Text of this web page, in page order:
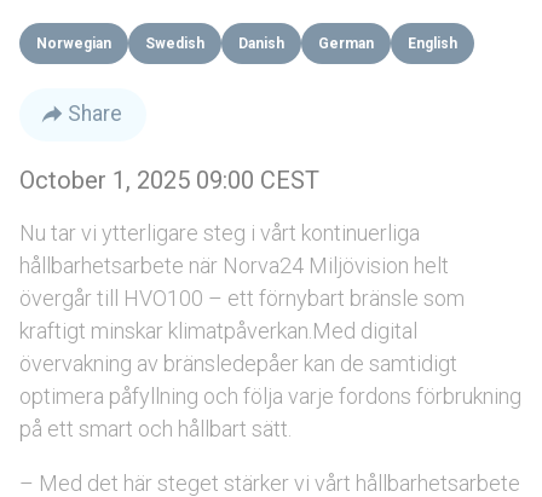
Norwegian Swedish Danish German English
Share
October 1, 2025 09:00 CEST
Nu tar vi ytterligare steg i vårt kontinuerliga
hållbarhetsarbete när Norva24 Miljövision helt
övergår till HVO100 – ett förnybart bränsle som
kraftigt minskar klimatpåverkan.Med digital
övervakning av bränsledepåer kan de samtidigt
optimera påfyllning och följa varje fordons förbrukning
på ett smart och hållbart sätt.
– Med det här steget stärker vi vårt hållbarhetsarbete